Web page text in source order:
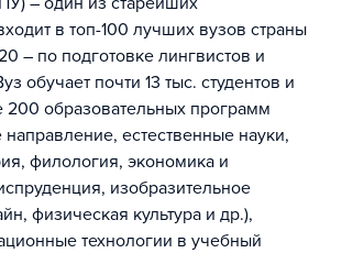
в топ-100 лучших вузов страны
– по подготовке лингвистов и
обучает почти 13 тыс. студентов и
200 образовательных программ
направление, естественные науки,
филология, экономика и
изобразительное
физическая культура и др.),
технологии в учебный